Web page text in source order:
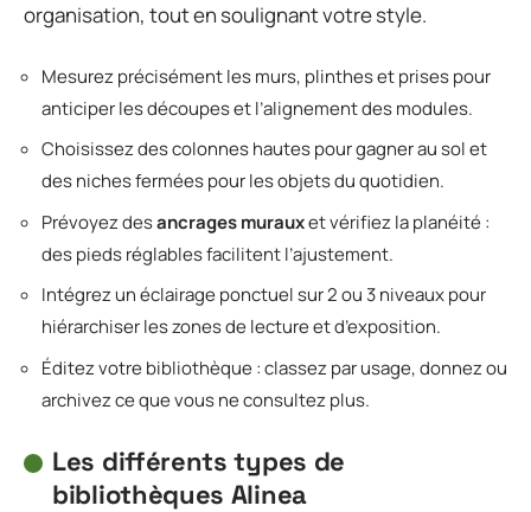
organisation, tout en soulignant votre style.
Mesurez précisément les murs, plinthes et prises pour
anticiper les découpes et l’alignement des modules.
Choisissez des colonnes hautes pour gagner au sol et
des niches fermées pour les objets du quotidien.
Prévoyez desancrages murauxet vérifiez la planéité :
des pieds réglables facilitent l’ajustement.
Intégrez un éclairage ponctuel sur 2 ou 3 niveaux pour
hiérarchiser les zones de lecture et d’exposition.
Éditez votre bibliothèque : classez par usage, donnez ou
archivez ce que vous ne consultez plus.
Les différents types de
bibliothèques Alinea